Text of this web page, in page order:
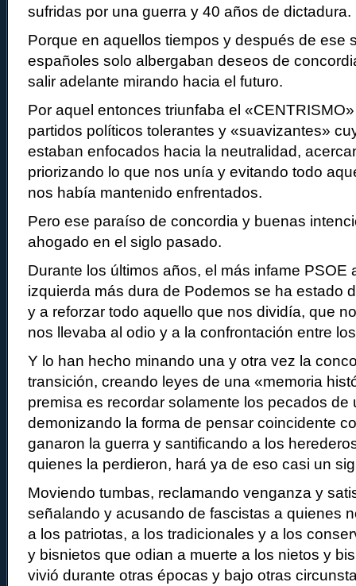
sufridas por una guerra y 40 años de dictadura.
Porque en aquellos tiempos y después de ese
españoles solo albergaban deseos de
salir adelante mirando hacia el futuro.
Por aquel entonces triunfaba el
partidos políticos tolerantes y «suavizantes»
estaban enfocados hacia la neutralidad,
priorizando lo que nos unía y evitando todo
nos había mantenido enfrentados.
Pero ese paraíso de concordia y buenas
ahogado en el siglo pasado.
Durante los últimos años, el más infame PSOE
izquierda más dura de Podemos se ha estado
y a reforzar todo aquello que nos dividía, que
nos llevaba al odio y a la confrontación entre
Y lo han hecho minando una y otra vez la
transición, creando leyes de una «memoria
premisa es recordar solamente los pecados de
demonizando la forma de pensar coincidente
ganaron la guerra y santificando a los
quienes la perdieron, hará ya de eso casi un
Moviendo tumbas, reclamando venganza y
señalando y acusando de fascistas a quienes
a los patriotas, a los tradicionales y a los
y bisnietos que odian a muerte a los nietos y
vivió durante otras épocas y bajo otras